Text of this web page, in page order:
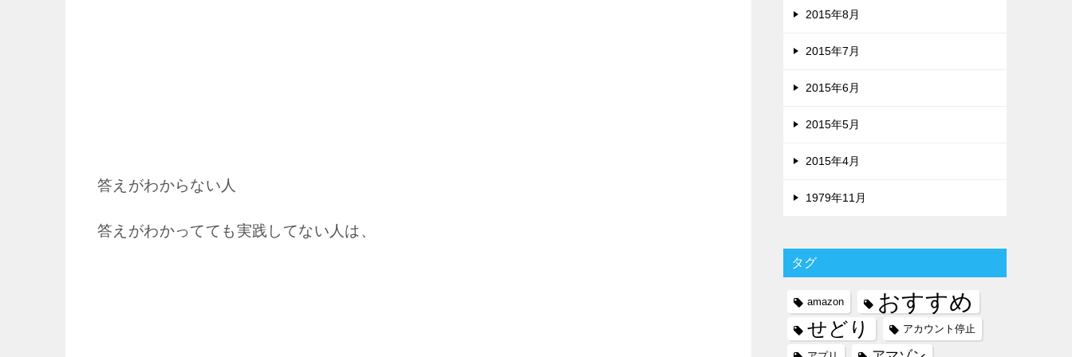
答えがわからない人
答えがわかってても実践してない人は、
2015年8月
2015年7月
2015年6月
2015年5月
2015年4月
1979年11月
タグ
amazon おすすめ
せどり アカウント停止